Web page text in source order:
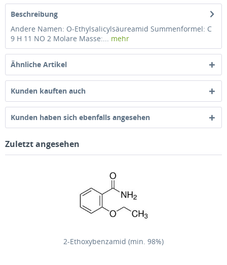
Beschreibung
Andere Namen: O-Ethylsalicylsäureamid Summenformel: C
9 H 11 NO 2 Molare Masse:... mehr
Ähnliche Artikel
Kunden kauften auch
Kunden haben sich ebenfalls angesehen
Zuletzt angesehen
2-Ethoxybenzamid (min. 98%)